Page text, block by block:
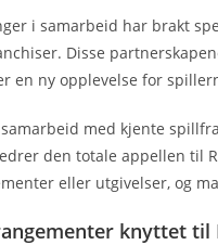
i samarbeid har brakt
Disse
en ny opplevelse for
samarbeid med kjente
den totale appellen til
eller utgivelser, og
knyttet til